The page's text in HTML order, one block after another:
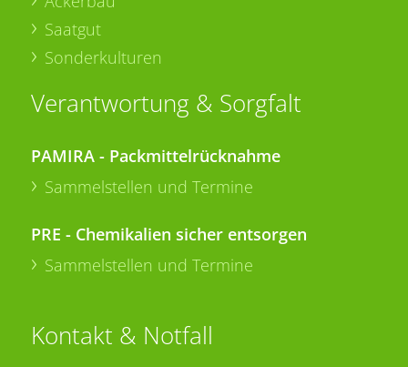
Saatgut
Sonderkulturen
Verantwortung & Sorgfalt
PAMIRA - Packmittelrücknahme
Sammelstellen und Termine
PRE - Chemikalien sicher entsorgen
Sammelstellen und Termine
Kontakt & Notfall